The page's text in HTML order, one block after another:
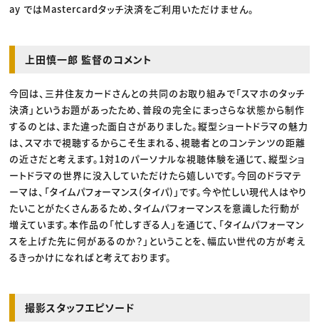
ay ではMastercardタッチ決済をご利用いただけません。
上田慎一郎 監督のコメント
今回は、三井住友カードさんとの共同のお取り組みで「スマホのタッチ
決済」というお題があったため、普段の完全にまっさらな状態から制作
するのとは、また違った面白さがありました。縦型ショートドラマの魅力
は、スマホで視聴するからこそ生まれる、視聴者とのコンテンツの距離
の近さだと考えます。1対1のパーソナルな視聴体験を通じて、縦型ショ
ートドラマの世界に没入していただけたら嬉しいです。今回のドラマテ
ーマは、「タイムパフォーマンス(タイパ)」です。今や忙しい現代人はやり
たいことがたくさんあるため、タイムパフォーマンスを意識した行動が
増えています。本作品の「忙しすぎる人」を通じて、「タイムパフォーマン
スを上げた先に何があるのか？」ということを、幅広い世代の方が考え
るきっかけになればと考えております。
撮影スタッフエピソード